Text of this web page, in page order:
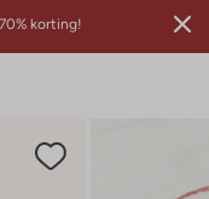
korting!